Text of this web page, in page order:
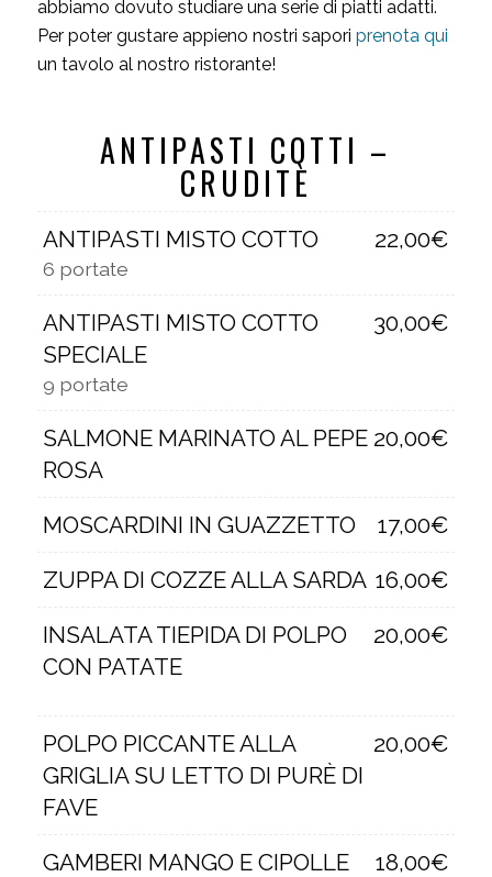
abbiamo dovuto studiare una serie di piatti adatti.
Per poter gustare appieno nostri sapori prenota qui
un tavolo al nostro ristorante!
ANTIPASTI COTTI –
CRUDITÈ
ANTIPASTI MISTO COTTO 22,00€
6 portate
ANTIPASTI MISTO COTTO
SPECIALE
30,00€
9 portate
SALMONE MARINATO AL PEPE
ROSA
20,00€
MOSCARDINI IN GUAZZETTO
17,00€
ZUPPA DI COZZE ALLA SARDA 16,00€
INSALATA TIEPIDA DI POLPO
CON PATATE
20,00€
POLPO PICCANTE ALLA
GRIGLIA SU LETTO DI PURÈ DI
FAVE
20,00€
GAMBERI MANGO E CIPOLLE
18,00€